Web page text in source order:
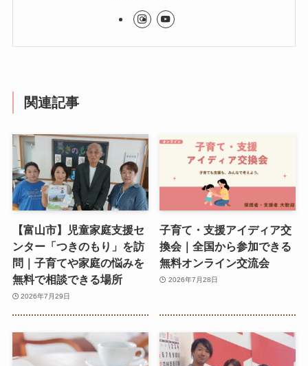
関連記事
【富山市】児童家庭支援セ
ンター「つきのもり」を訪
問｜子育てや家庭の悩みを
無料で相談できる場所
2026年7月29日
子育て・支援アイディア交
換会｜全国から参加できる
無料オンライン交流会
2026年7月28日